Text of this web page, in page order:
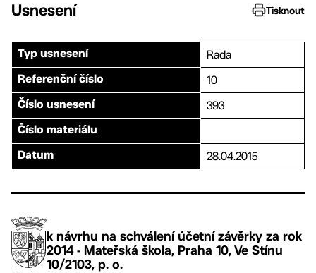
Usnesení Tisknout
Typ usnesení Rada
Referenční číslo 10
Číslo usnesení 393
Číslo materiálu
Datum 28.04.2015
k návrhu na schválení účetní závěrky za rok
2014 - Mateřská škola, Praha 10, Ve Stínu
10/2103, p. o.